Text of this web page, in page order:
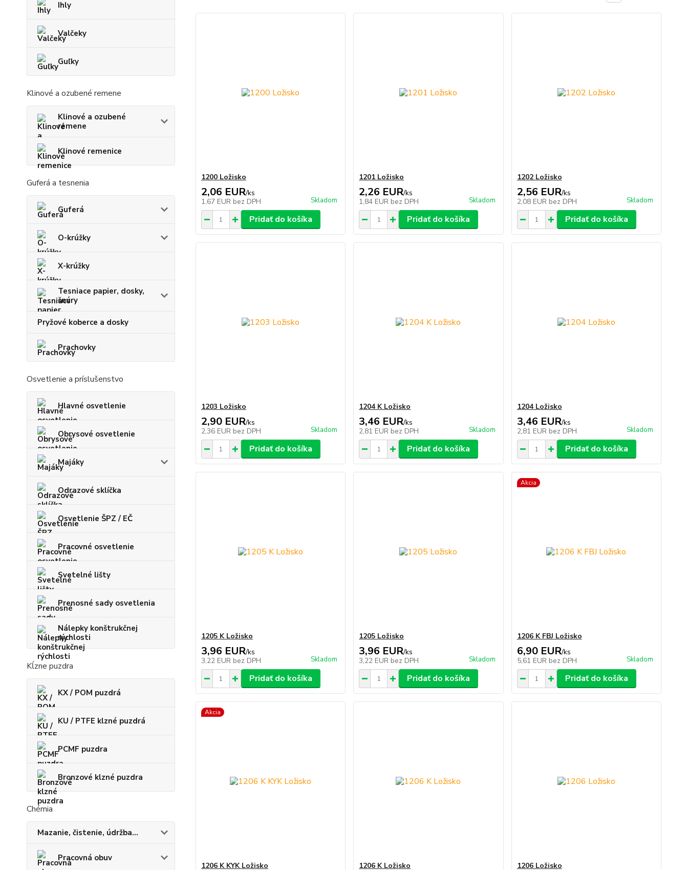
Ihly
Valčeky
Guľky
Klinové a ozubené remene
Klinové a ozubené
remene
Klinové remenice
Guferá a tesnenia
Guferá
O-krúžky
X-krúžky
Tesniace papier, dosky,
šnúry
Pryžové koberce a dosky
Prachovky
Osvetlenie a príslušenstvo
Hlavné osvetlenie
Obrysové osvetlenie
Majáky
Odrazové sklíčka
Osvetlenie ŠPZ / EČ
Pracovné osvetlenie
Svetelné lišty
Prenosné sady osvetlenia
Nálepky konštrukčnej
rýchlosti
Kĺzne puzdra
KX / POM puzdrá
KU / PTFE klzné puzdrá
PCMF puzdra
Bronzové klzné puzdra
Chémia
Mazanie, čistenie, údržba...
Pracovná obuv
1200 Ložisko
2,06 EUR/ks
1,67 EUR bez DPH Skladom
Pridať do košíka
1201 Ložisko
2,26 EUR/ks
1,84 EUR bez DPH Skladom
Pridať do košíka
1202 Ložisko
2,56 EUR/ks
2,08 EUR bez DPH Skladom
Pridať do košíka
1203 Ložisko
2,90 EUR/ks
2,36 EUR bez DPH Skladom
Pridať do košíka
1204 K Ložisko
3,46 EUR/ks
2,81 EUR bez DPH Skladom
Pridať do košíka
1204 Ložisko
3,46 EUR/ks
2,81 EUR bez DPH Skladom
Pridať do košíka
1205 K Ložisko
3,96 EUR/ks
3,22 EUR bez DPH Skladom
Pridať do košíka
1205 Ložisko
3,96 EUR/ks
3,22 EUR bez DPH Skladom
Pridať do košíka
Akcia
1206 K FBJ Ložisko
6,90 EUR/ks
5,61 EUR bez DPH Skladom
Pridať do košíka
Akcia
1206 K KYK Ložisko 1206 K Ložisko 1206 Ložisko